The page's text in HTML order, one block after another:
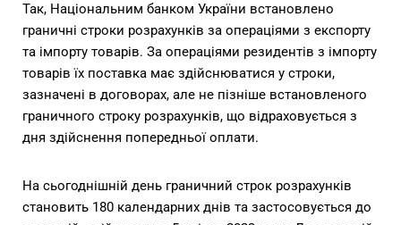
Так, Національним банком України встановлено
граничні строки розрахунків за операціями з експорту
та імпорту товарів. За операціями резидентів з імпорту
товарів їх поставка має здійснюватися у строки,
зазначені в договорах, але не пізніше встановленого
граничного строку розрахунків, що відраховується з
дня здійснення попередньої оплати.
На сьогоднішній день граничний строк розрахунків
становить 180 календарних днів та застосовується до